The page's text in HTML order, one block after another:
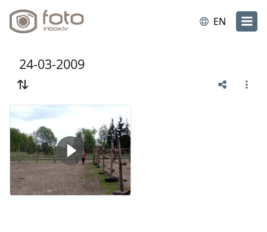
EN
24-03-2009